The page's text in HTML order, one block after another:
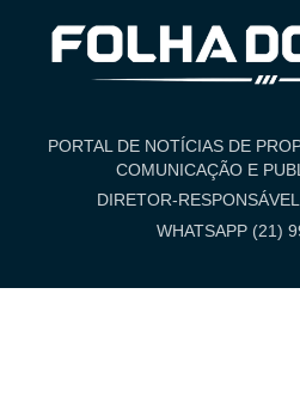
PORTAL DE NOTÍCIAS DE
COMUNICAÇÃO E
DIRETOR-
WHATSAPP (21)